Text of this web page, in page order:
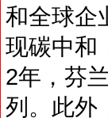
和全球企
现碳中和
2年，芬
列。此外